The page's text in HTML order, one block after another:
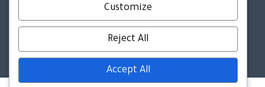
تواصل معنا
Customize
Reject All
Accept All